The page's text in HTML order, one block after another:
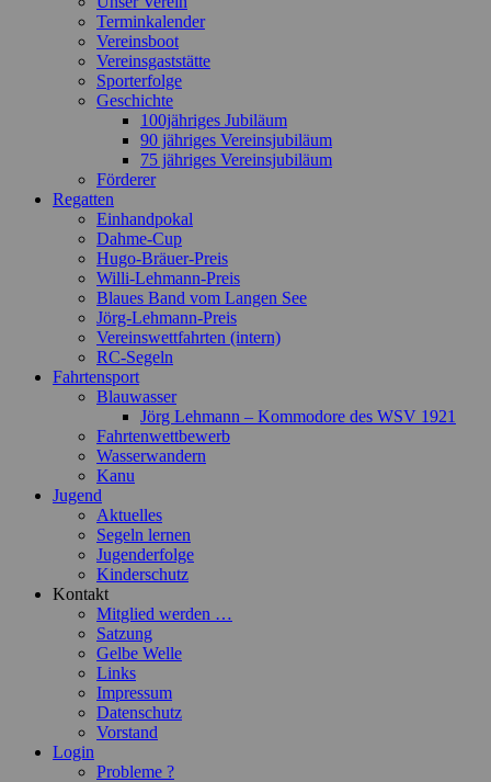
Terminkalender
Vereinsboot
Vereinsgaststätte
Sporterfolge
Geschichte
100jähriges Jubiläum
90 jähriges Vereinsjubiläum
75 jähriges Vereinsjubiläum
Förderer
Regatten
Einhandpokal
Dahme-Cup
Hugo-Bräuer-Preis
Willi-Lehmann-Preis
Blaues Band vom Langen See
Jörg-Lehmann-Preis
Vereinswettfahrten (intern)
RC-Segeln
Fahrtensport
Blauwasser
Jörg Lehmann – Kommodore des WSV 1921
Fahrtenwettbewerb
Wasserwandern
Kanu
Jugend
Aktuelles
Segeln lernen
Jugenderfolge
Kinderschutz
Kontakt
Mitglied werden …
Satzung
Gelbe Welle
Links
Impressum
Datenschutz
Vorstand
Login
Probleme ?